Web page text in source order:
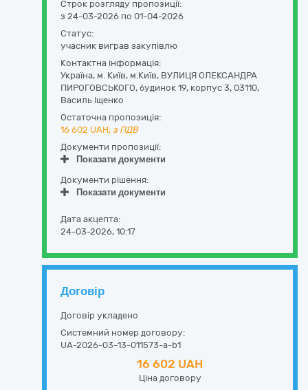
Строк розгляду пропозиції:
з 24-03-2026 по 01-04-2026
Статус:
учасник виграв закупівлю
Контактна інформація:
Україна, м. Київ, м.Київ, ВУЛИЦЯ ОЛЕКСАНДРА
ПИРОГОВСЬКОГО, будинок 19, корпус 3, 03110,
Василь Іщенко
Остаточна пропозиція:
16 602 UAH, з ПДВ
Документи пропозиції:
Показати документи
Документи рішення:
Показати документи
Дата акцепта:
24-03-2026, 10:17
Договір
Договір укладено
Системний номер договору:
UA-2026-03-13-011573-a-b1
16 602 UAH
Ціна договору